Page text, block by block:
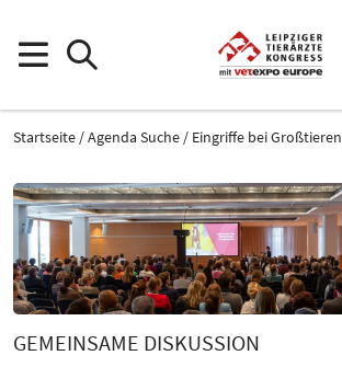
Startseite Agenda Suche
Eingriffe bei Großtieren
GEMEINSAME DISKUSSION